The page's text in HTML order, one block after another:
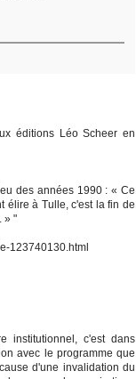
éditions Léo Scheer en
des années 1990 : « Ce
élire à Tulle, c'est la fin de
» "
123740130.html
institutionnel, c'est dans
avec le programme que
d'une invalidation du